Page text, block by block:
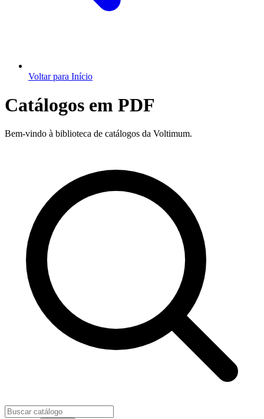
Voltar para Início
Catálogos em PDF
Bem-vindo à biblioteca de catálogos da Voltimum.